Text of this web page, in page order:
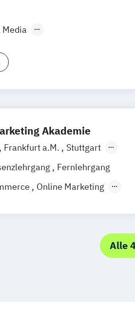
Media
E-Commerce (IHK)
Akademie
Frankfurt a.M.
Stuttgart
Fernlehrgang
Online Marketing
Alle